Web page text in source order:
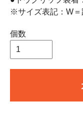
※サイズ表記：W＝
個数